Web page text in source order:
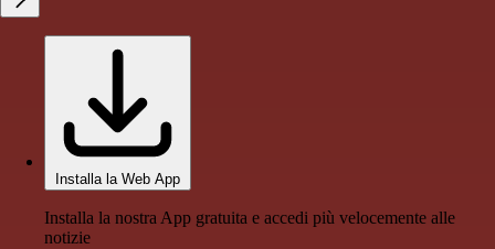
Installa la Web App
Installa la nostra App gratuita e accedi più velocemente alle
notizie